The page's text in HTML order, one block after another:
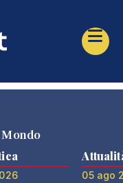
Mondo
05 ago